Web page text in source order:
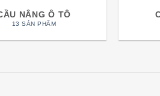
NÂNG Ô TÔ
13 SẢN PHẨM